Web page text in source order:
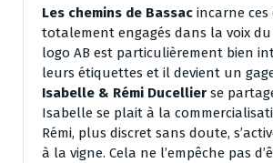
Les chemins de Bassac incarne ces
totalement engagés dans la voix du
logo AB est particulièrement bien
leurs étiquettes et il devient un
Isabelle & Rémi Ducellier se
Isabelle se plait à la
Rémi, plus discret sans doute,
à la vigne. Cela ne l’empêche pas